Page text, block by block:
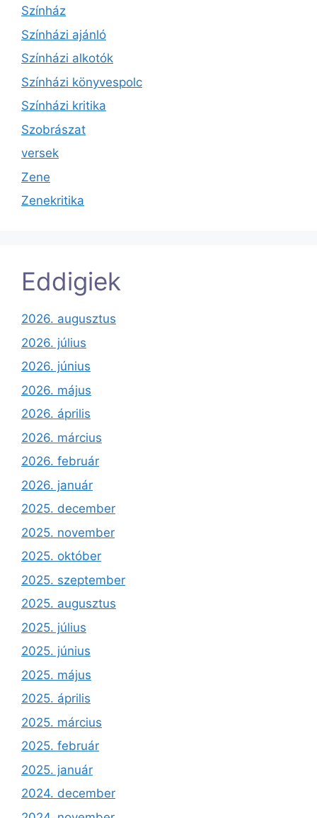
Színház
Színházi ajánló
Színházi alkotók
Színházi könyvespolc
Színházi kritika
Szobrászat
versek
Zene
Zenekritika
Eddigiek
2026. augusztus
2026. július
2026. június
2026. május
2026. április
2026. március
2026. február
2026. január
2025. december
2025. november
2025. október
2025. szeptember
2025. augusztus
2025. július
2025. június
2025. május
2025. április
2025. március
2025. február
2025. január
2024. december